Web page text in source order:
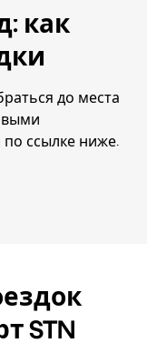
как
до места
ссылке ниже.
STN